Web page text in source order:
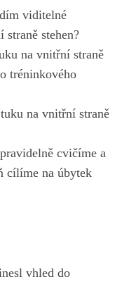
viditelné
stehen?
⁤na vnitřní ⁤straně⁢
tréninkového⁤
na vnitřní straně
cvičíme a
⁣cílíme ‌na úbytek
vhled do